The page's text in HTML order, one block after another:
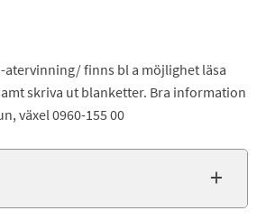
finns bl a möjlighet läsa
skriva ut blanketter. Bra information
växel 0960-155 00